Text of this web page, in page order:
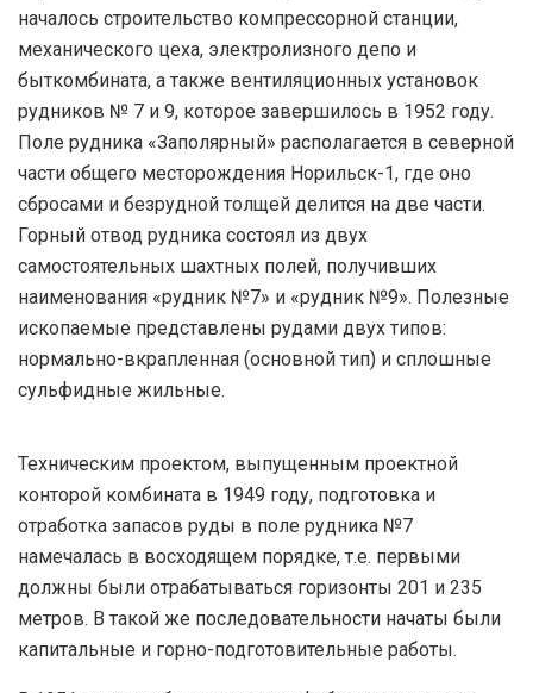
началось строительство компрессорной станции,
механического цеха, электролизного депо и
быткомбината, а также вентиляционных установок
рудников № 7 и 9, которое завершилось в 1952 году.
Поле рудника «Заполярный» располагается в северной
части общего месторождения Норильск-1, где оно
сбросами и безрудной толщей делится на две части.
Горный отвод рудника состоял из двух
самостоятельных шахтных полей, получивших
наименования «рудник №7» и «рудник №9». Полезные
ископаемые представлены рудами двух типов:
нормально-вкрапленная (основной тип) и сплошные
сульфидные жильные.
Техническим проектом, выпущенным проектной
конторой комбината в 1949 году, подготовка и
отработка запасов руды в поле рудника №7
намечалась в восходящем порядке, т.е. первыми
должны были отрабатываться горизонты 201 и 235
метров. В такой же последовательности начаты были
капитальные и горно-подготовительные работы.